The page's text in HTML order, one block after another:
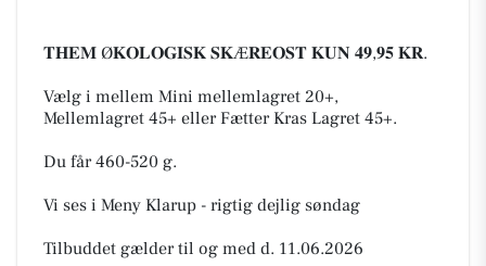
𝐓𝐇𝐄𝐌 Ø𝐊𝐎𝐋𝐎𝐆𝐈𝐒𝐊 𝐒𝐊Æ𝐑𝐄𝐎𝐒𝐓 𝐊𝐔𝐍 𝟒𝟗,𝟗𝟓 𝐊𝐑.
Vælg i mellem Mini mellemlagret 20+,
Mellemlagret 45+ eller Fætter Kras Lagret 45+.
Du får 460-520 g.
Vi ses i Meny Klarup - rigtig dejlig søndag
Tilbuddet gælder til og med d. 11.06.2026